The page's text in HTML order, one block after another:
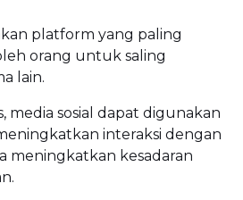
platform yang paling
orang untuk saling
lain.
media sosial dapat digunakan
interaksi dengan
meningkatkan kesadaran